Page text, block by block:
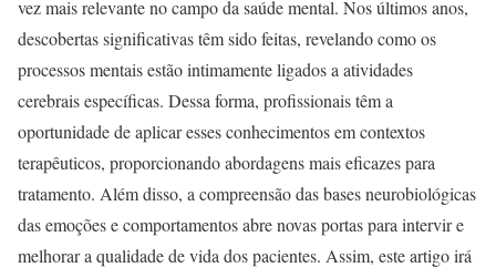
vez mais relevante no campo da saúde mental. Nos últimos anos,
descobertas significativas têm sido feitas, revelando como os
processos mentais estão intimamente ligados a atividades
cerebrais específicas. Dessa forma, profissionais têm a
oportunidade de aplicar esses conhecimentos em contextos
terapêuticos, proporcionando abordagens mais eficazes para
tratamento. Além disso, a compreensão das bases neurobiológicas
das emoções e comportamentos abre novas portas para intervir e
melhorar a qualidade de vida dos pacientes. Assim, este artigo irá